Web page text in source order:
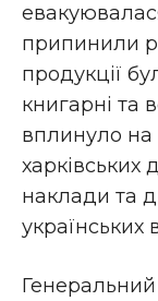
припинили
продукції
книгарні та
вплинуло
харківських
наклади та
українських
Генеральний